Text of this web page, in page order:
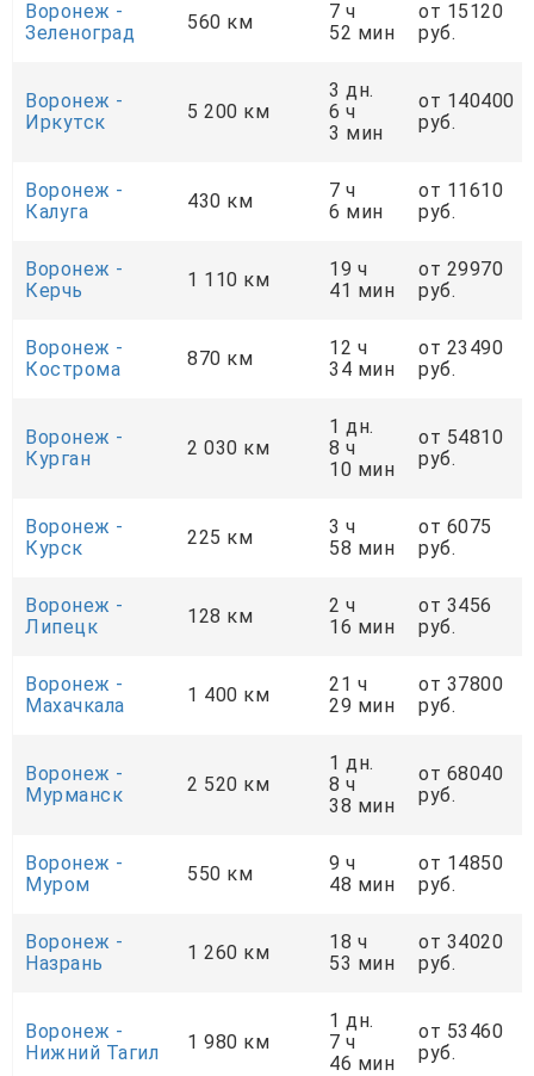
Воронеж -
Зеленоград
560 км
7 ч
52 мин
от 15120
руб.
Воронеж -
Иркутск
5 200 км
3 дн.
6 ч
3 мин
от 140400
руб.
Воронеж -
Калуга
430 км
7 ч
6 мин
от 11610
руб.
Воронеж -
Керчь
1 110 км
19 ч
41 мин
от 29970
руб.
Воронеж -
Кострома
870 км
12 ч
34 мин
от 23490
руб.
Воронеж -
Курган
2 030 км
1 дн.
8 ч
10 мин
от 54810
руб.
Воронеж -
Курск
225 км
3 ч
58 мин
от 6075
руб.
Воронеж -
Липецк
128 км
2 ч
16 мин
от 3456
руб.
Воронеж -
Махачкала
1 400 км
21 ч
29 мин
от 37800
руб.
Воронеж -
Мурманск
2 520 км
1 дн.
8 ч
38 мин
от 68040
руб.
Воронеж -
Муром
550 км
9 ч
48 мин
от 14850
руб.
Воронеж -
Назрань
1 260 км
18 ч
53 мин
от 34020
руб.
Воронеж -
Нижний Тагил
1 980 км
1 дн.
7 ч
46 мин
от 53460
руб.